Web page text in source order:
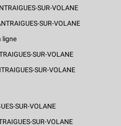
SUR-VOLANE
SUR-VOLANE
ligne
SUR-VOLANE
SUR-VOLANE
SUR-VOLANE
SUR-VOLANE